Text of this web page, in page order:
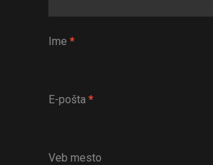
Ime *
E-pošta *
Veb mesto